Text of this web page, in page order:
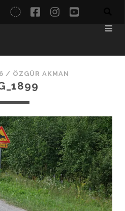
twitterfacebookinstagram
youtube
/ ÖZGÜR AKMAN